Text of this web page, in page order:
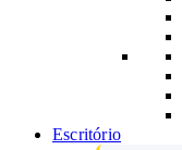
Escritório